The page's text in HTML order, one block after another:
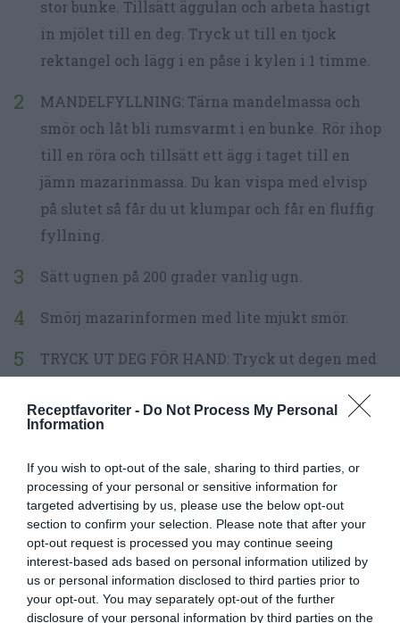
Receptfavoriter - Do Not Process My Personal
Information
If you wish to opt-out of the sale, sharing to third parties, or
processing of your personal or sensitive information for
targeted advertising by us, please use the below opt-out
section to confirm your selection. Please note that after your
opt-out request is processed you may continue seeing
interest-based ads based on personal information utilized by
us or personal information disclosed to third parties prior to
your opt-out. You may separately opt-out of the further
disclosure of your personal information by third parties on the
stor bunke. Tillsätt äggulan och arbeta hastigt
in mjölet till en deg. Tryck ut till en tjock
rektangel och lägg i en påse i kylen i 1 timme.
MANDELFYLLNING: Tärna mandelmassa och
smör och låt bli rumsvarmt i en bunke. Rör ihop
till en röra och tillsätt ett ägg i taget till en
jämn mazarinmassa. Du kan vispa med elvisp
på slutet så får du ut klumpar och får en fluffig
fyllning.
Sätt ugnen på 200 grader vanlig ugn.
Smörj mazarinformen med lite mjukt smör.
TRYCK UT DEG FÖR HAND: Tryck ut degen med
längs kanterna i formen.
bakbord till ca 3 mm tjocklek och klä formen
med deg. Tips är att först kavla ut degen till en
rektangel som passar långpannan, sedan rulla
upp degen på kaveln och sedan lyfta samt rulla
över degen i formen. Skär av deg längs
kanterna längst upp.